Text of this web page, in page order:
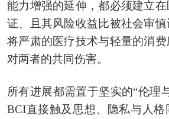
能力增强的延伸，都必须建立
证、且其风险收益比被社会审慎
将严肃的医疗技术与轻量的消
对两者的共同伤害。
所有进展都需置于坚实的“伦理
BCI直接触及思想、隐私与人格